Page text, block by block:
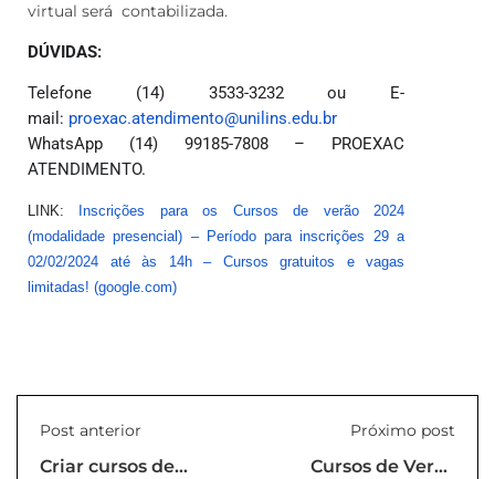
virtual será contabilizada.
DÚVIDAS:
Telefone (14) 3533-3232 ou E-
mail: proexac.atendimento@unilins.edu.br
WhatsApp (14) 99185-7808 – PROEXAC
ATENDIMENTO.
LINK:
Inscrições para os Cursos de verão 2024
(modalidade presencial) – Período para inscrições 29 a
02/02/2024 até às 14h – Cursos gratuitos e vagas
limitadas! (google.com)
Post anterior
Criar cursos de
Próximo post
Cursos de Verão